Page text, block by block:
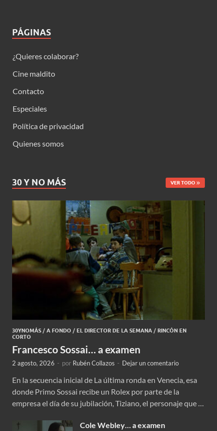
PÁGINAS
¿Quieres colaborar?
Cine maldito
Contacto
Especiales
Política de privacidad
Quienes somos
30 Y NO MÁS VER TODO
30YNOMÁS / A FONDO / EL DIRECTOR DE LA SEMANA / RINCÓN EN
CORTO
Francesco Sossai… a examen
2 agosto, 2026 - por Rubén Collazos - Dejar un comentario
En la secuencia inicial de La última ronda en Venecia, esa
donde Primo Sossai recibe un Rolex por parte de la
empresa el día de su jubilación, Tiziano, el personaje que …
Cole Webley… a examen